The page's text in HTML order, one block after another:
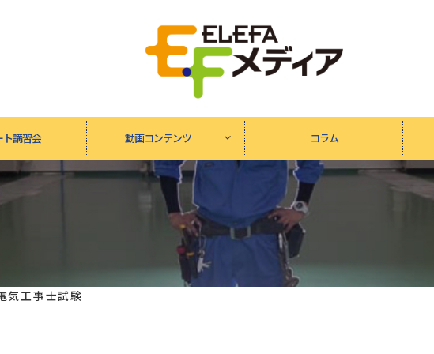
ト講習会 動画コンテンツ コラム
工事士試験